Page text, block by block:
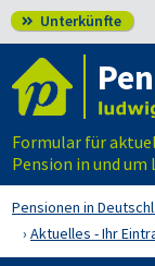
 Unterkünfte
Formular für
Pension in und um
Pensionen in
Aktuelles - Ihr